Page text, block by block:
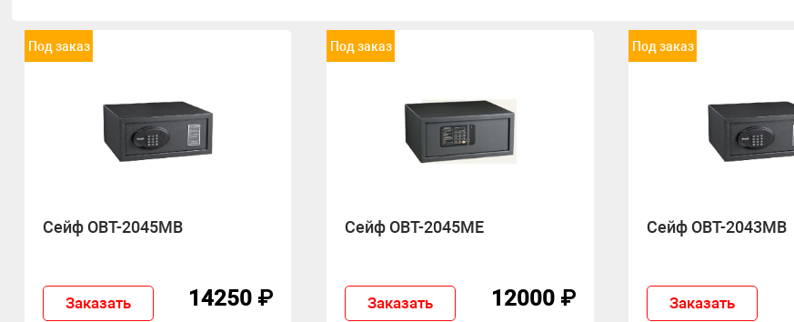
Сейф OBT-2045MB
Заказать 14250 ₽
Под заказ
Сейф OBT-2045ME
Заказать 12000 ₽
Под заказ
Сейф OBT-2043MB
Заказать
Под заказ